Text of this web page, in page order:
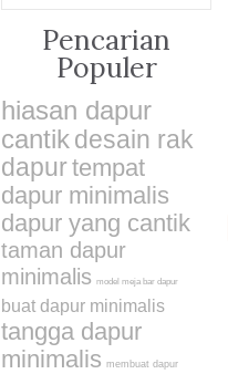
Pencarian
Populer
hiasan dapur
cantikdesain rak
dapur tempat
dapur minimalis
dapur yang cantik
taman dapur
minimalis model meja bar dapur
buat dapur minimalis
tangga dapur
minimalis membuat dapur